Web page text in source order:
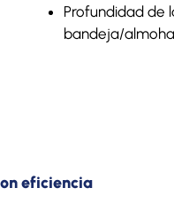
Profundidad de
bandeja/
eficiencia